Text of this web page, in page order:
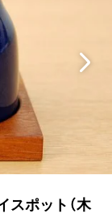
スポット（木